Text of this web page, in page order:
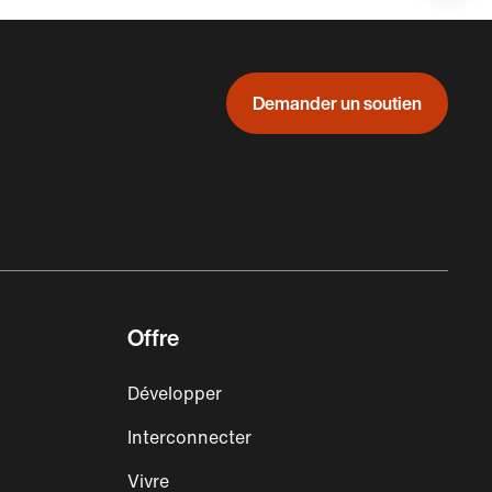
auf:
Demander un soutien
Offre
Développer
Interconnecter
Vivre